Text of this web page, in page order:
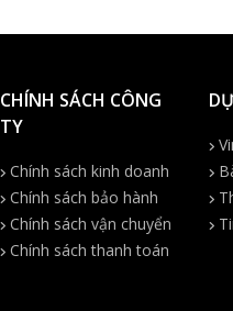
CHÍNH SÁCH CÔNG
TY
Chính sách kinh doanh
Chính sách bảo hành
Chính sách vận chuyển
Chính sách thanh toán